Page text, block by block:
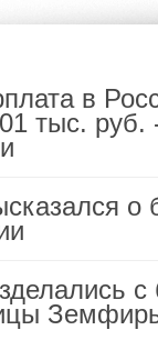
в
тыс.
о
с